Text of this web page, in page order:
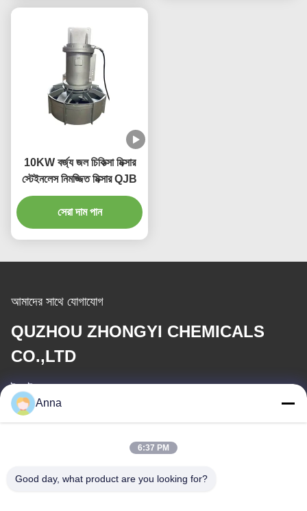
10KW বর্জ্য জল চিকিত্সা মিক্সার
স্টেইনলেস নিমজ্জিত মিক্সার QJB
সেরা দাম পান
আমাদের সাথে যোগাযোগ
QUZHOU ZHONGYI CHEMICALS
CO.,LTD
ই-মেইল
Anna
6:37 PM
Good day, what product are you looking for?